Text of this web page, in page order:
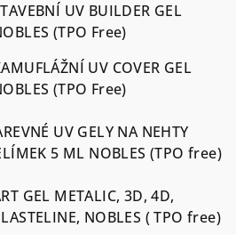
UV BUILDER GEL
(TPO Free)
UV COVER GEL
(TPO Free)
UV GELY NA NEHTY
5 ML NOBLES (TPO free)
GEL METALIC, 3D, 4D,
NOBLES ( TPO free)